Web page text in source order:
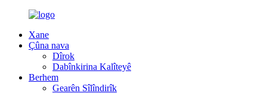
Xane
Çûna nava
Dîrok
Dabînkirina Kalîteyê
Berhem
Gearên Sîlîndirîk